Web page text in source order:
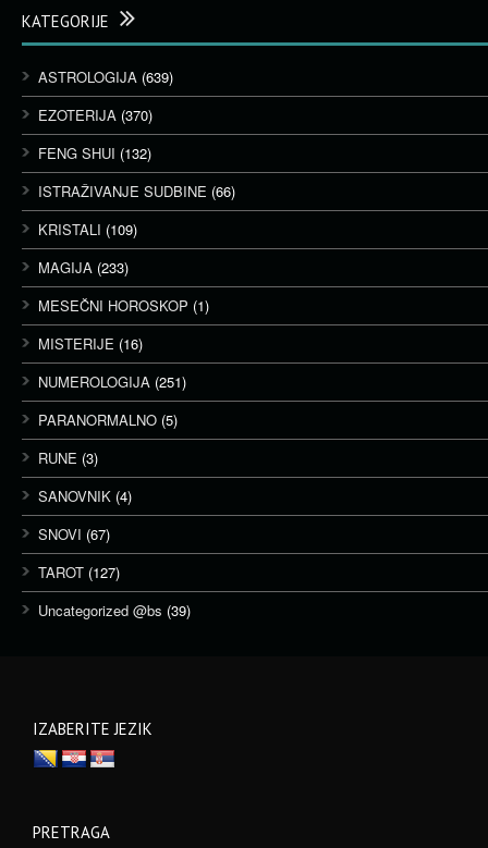
KATEGORIJE
ASTROLOGIJA (639)
EZOTERIJA (370)
FENG SHUI (132)
ISTRAŽIVANJE SUDBINE (66)
KRISTALI (109)
MAGIJA (233)
MESEČNI HOROSKOP (1)
MISTERIJE (16)
NUMEROLOGIJA (251)
PARANORMALNO (5)
RUNE (3)
SANOVNIK (4)
SNOVI (67)
TAROT (127)
Uncategorized @bs (39)
IZABERITE JEZIK
PRETRAGA